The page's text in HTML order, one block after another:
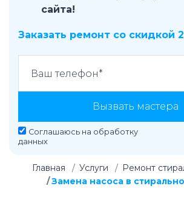
сайта!
Заказать ремонт со скидкой
Вызвать мастера
Соглашаюсь на обработку
данных
Главная Услуги
Ремонт
Замена насоса в